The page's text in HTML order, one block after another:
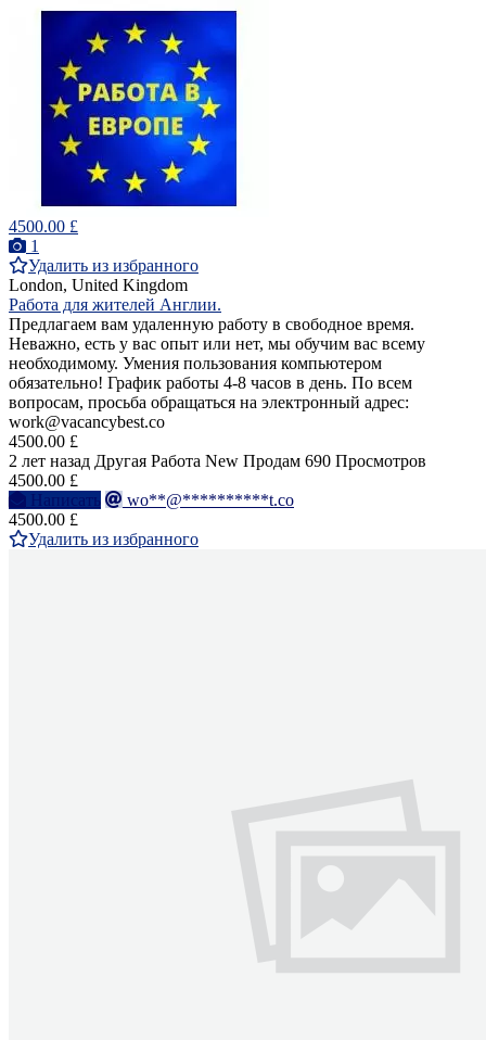
4500.00 £
1
Удалить из избранного
London, United Kingdom
Работа для жителей Англии.
Предлагаем вам удаленную работу в свободное время.
Неважно, есть у вас опыт или нет, мы обучим вас всему
необходимому. Умения пользования компьютером
обязательно! График работы 4-8 часов в день. По всем
вопросам, просьба обращаться на электронный адрес:
work@vacancybest.co
4500.00 £
2 лет назад Другая Работа New Продам 690 Просмотров
4500.00 £
Написать
wo**@**********t.co
4500.00 £
Удалить из избранного